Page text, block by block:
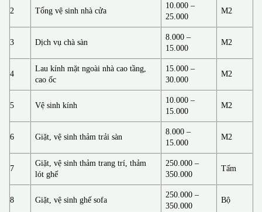
2 Tổng vệ sinh nhà cửa
10.000 –
25.000
M2
3 Dịch vụ chà sàn
8.000 –
15.000
M2
4
Lau kính mặt ngoài nhà cao tầng,
cao ốc
15.000 –
30.000
M2
5 Vệ sinh kính
10.000 –
15.000
M2
6 Giặt, vệ sinh thảm trải sàn
8.000 –
15.000
M2
7
Giặt, vệ sinh thảm trang trí, thảm
lót ghế
250.000 –
350.000
Tấm
8 Giặt, vệ sinh ghế sofa
250.000 –
350.000
Bộ